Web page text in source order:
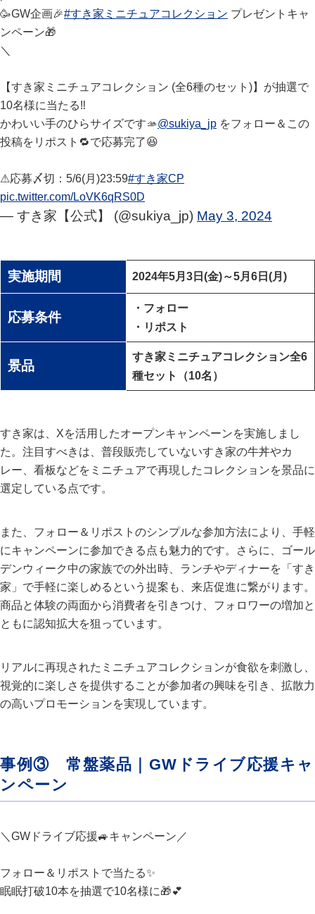
🥳GW企画🎉#すき家ミニチュアコレクション プレゼントキャ
ンペーン🎁
＼
【すき家ミニチュアコレクション (全6種のセット)】が抽選で
10名様に当たる‼️
かわいい手のひらサイズです🫴@sukiya_jp をフォロー＆この
投稿をリポスト🔁で応募完了😆
⚠応募〆切：5/6(月)23:59#すき家CP
pic.twitter.com/LoVK6qRS0D
— すき家【公式】 (@sukiya_jp) May 3, 2024
実施期間 2024年5月3日(金)～5月6日(月)
応募条件
・フォロー
・リポスト
景品
すき家ミニチュアコレクション全6
種セット（10名）
すき家は、Xを活用したオープンキャンペーンを実施しまし
た。注目すべきは、普段販売していないすき家の牛丼やカ
レー、看板などをミニチュアで再現したコレクションを景品に
選定している点です。
また、フォロー＆リポストのシンプルな参加方法により、手軽
にキャンペーンに参加できる点も魅力的です。さらに、ゴール
デンウィーク中の家族での外出時、ランチやディナーを「すき
家」で手軽に楽しめるという提案も、来店促進に繋がります。
商品と体験の両面から消費者を引きつけ、フォロワーの増加と
ともに認知拡大を狙っています。
リアルに再現されたミニチュアコレクションが食欲を刺激し、
視覚的に楽しさを提供することが参加者の興味を引き、拡散力
の高いプロモーションを実現しています。
事例③ 常盤薬品｜GWドライブ応援キャ
ンペーン
＼GWドライブ応援🚙キャンペーン／
フォロー＆リポストで当たる✨
眠眠打破10本を抽選で10名様に🎁💕